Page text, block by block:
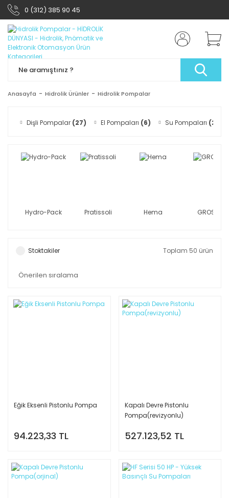
0 (312) 385 90 45
Anasayfa Hidrolik Ürünler Hidrolik Pompalar
Dişli Pompalar (27) El Pompaları (6) Su Pompaları (2)
Hydro-Pack Pratissoli Hema GROSS
Stoktakiler Toplam 50 ürün
Eğik Eksenli Pistonlu Pompa
94.223,33 TL
Kapalı Devre Pistonlu
Pompa(revizyonlu)
527.123,52 TL